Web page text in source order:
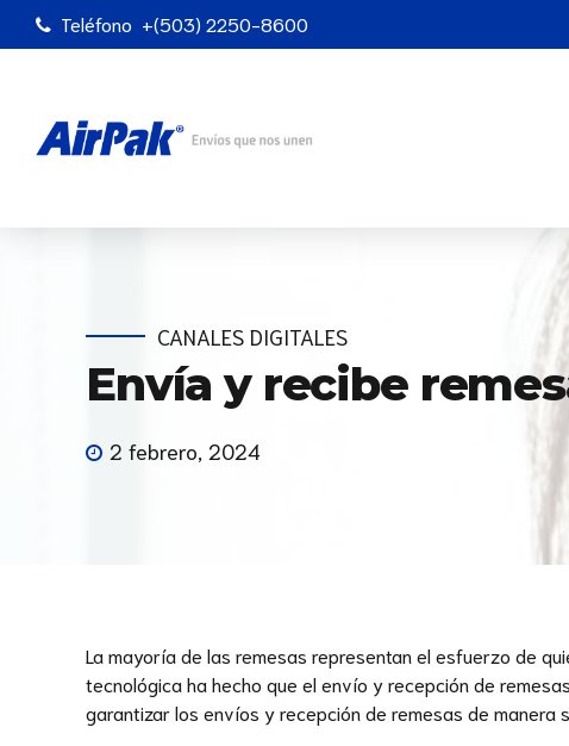
Teléfono +(503) 2250-8600
CANALES DIGITALES
Envía y recibe
2 febrero, 2024
La mayoría de las remesas representan el esfuerzo de
tecnológica ha hecho que el envío y recepción de
garantizar los envíos y recepción de remesas de manera